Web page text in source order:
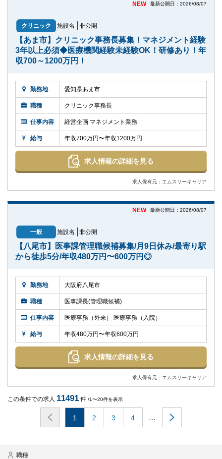
NEW 最新公開日：2026/08/07
クリニック 施設名 非公開
【あま市】クリニック事務長募集！マネジメント経験
3年以上必須◆医療機関経験未経験OK！研修あり！年
収700～1200万円！
勤務地 愛知県あま市
職種 クリニック事務長
仕事内容 経営企画 マネジメント業務
給与 年収700万円〜年収1200万円
求人情報の詳細を見る
求人保有元：エムスリーキャリア
NEW 最新公開日：2026/08/07
一般 施設名 非公開
【八尾市】医事課管理職候補募集/月9日休み/最寄り駅
から徒歩5分/年収480万円〜600万円◎
勤務地 大阪府八尾市
職種 医事課長(管理職候補)
仕事内容 医療事務（外来） 医療事務（入院）
給与 年収480万円〜年収600万円
求人情報の詳細を見る
求人保有元：エムスリーキャリア
この条件での求人 11491 件 /1〜20件を表示
1 2 3 4
職種